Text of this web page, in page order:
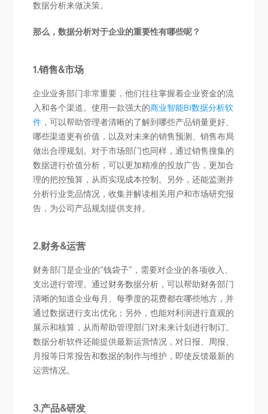
数据分析来做决策。
那么，数据分析对于企业的重要性有哪些呢？
1.销售&市场
企业业务部门非常重要，他们往往掌握着企业资金的流
入和各个渠道。使用一款强大的商业智能BI数据分析软
件，可以帮助管理者清晰的了解到哪些产品销量更好、
哪些渠道更有价值，以及对未来的销售预测、销售布局
做出合理规划。对于市场部门也同样，通过销售搜集的
数据进行价值分析，可以更加精准的投放广告，更加合
理的把控预算，从而实现成本控制。另外，还能监测并
分析行业竞品情况，收集并解读相关用户和市场研究报
告，为公司产品规划提供支持。
2.财务&运营
财务部门是企业的“钱袋子”，需要对企业的各项收入、
支出进行管理。通过财务数据分析，可以帮助财务部门
清晰的知道企业每月、每季度的花费都在哪些地方，并
通过数据进行支出优化；另外，也能对利润进行直观的
展示和核算，从而帮助管理部门对未来计划进行制订。
数据分析软件还能提供最新运营情况，对日报、周报、
月报等日常报告和数据的制作与维护，即使反馈最新的
运营情况。
3.产品&研发